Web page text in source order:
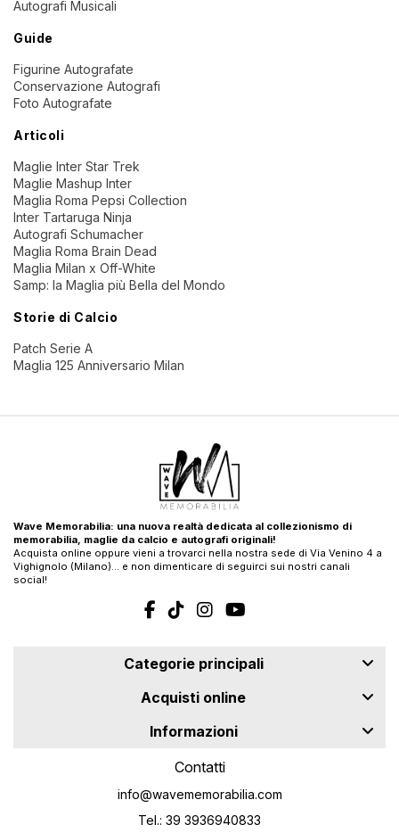
Autografi Musicali
Guide
Figurine Autografate
Conservazione Autografi
Foto Autografate
Articoli
Maglie Inter Star Trek
Maglie Mashup Inter
Maglia Roma Pepsi Collection
Inter Tartaruga Ninja
Autografi Schumacher
Maglia Roma Brain Dead
Maglia Milan x Off-White
Samp: la Maglia più Bella del Mondo
Storie di Calcio
Patch Serie A
Maglia 125 Anniversario Milan
Wave Memorabilia: una nuova realtà dedicata al collezionismo di
memorabilia, maglie da calcio e autografi originali!
Acquista online oppure vieni a trovarci nella nostra sede di Via Venino 4 a
Vighignolo (Milano)… e non dimenticare di seguirci sui nostri canali
social!
Categorie principali
Acquisti online
Informazioni
Contatti
info@wavememorabilia.com
Tel.: 39 3936940833